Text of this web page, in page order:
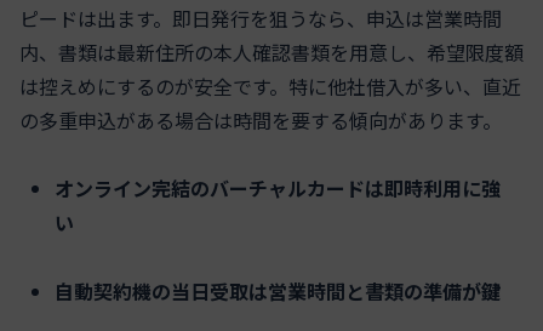
ピードは出ます。即日発行を狙うなら、申込は営業時間
内、書類は最新住所の本人確認書類を用意し、希望限度額
は控えめにするのが安全です。特に他社借入が多い、直近
の多重申込がある場合は時間を要する傾向があります。
オンライン完結のバーチャルカードは即時利用に強
い
自動契約機の当日受取は営業時間と書類の準備が鍵